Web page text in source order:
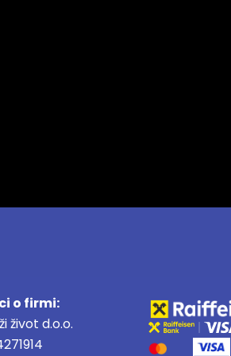
o firmi:
život d.o.o.